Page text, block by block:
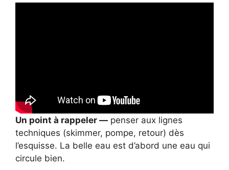
Un point à rappeler — penser aux lignes
techniques (skimmer, pompe, retour) dès
l’esquisse. La belle eau est d’abord une eau qui
circule bien.